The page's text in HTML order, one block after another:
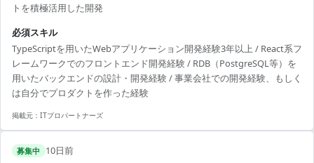
トを積極活用した開発
必須スキル
TypeScriptを用いたWebアプリケーション開発経験3年以上 / React系フ
レームワークでのフロントエンド開発経験 / RDB（PostgreSQL等）を
用いたバックエンドの設計・開発経験 / 事業会社での開発経験、もしく
は自分でプロダクトを作った経験
掲載元： ITプロパートナーズ
募集中 10日前